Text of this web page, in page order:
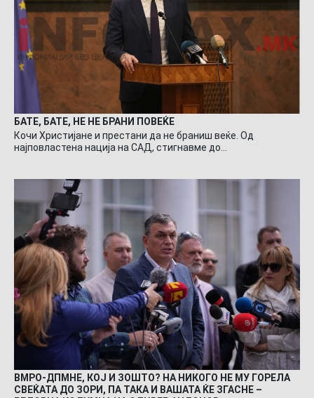
БАТЕ, БАТЕ, НЕ НЕ БРАНИ ПОВЕЌЕ
Кочи Христијане и престани да не браниш веќе. Од
најповластена нација на САД, стигнавме до…
ВМРО-ДПМНЕ, КОЈ И ЗОШТО? НА НИКОГО НЕ МУ ГОРЕЛА
СВЕЌАТА ДО ЗОРИ, ПА ТАКА И ВАШАТА ЌЕ ЗГАСНЕ –